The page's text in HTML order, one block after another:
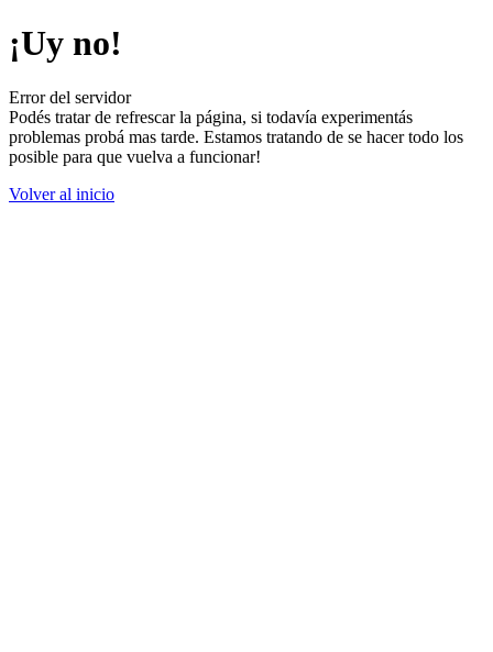
¡Uy no!
Error del servidor
Podés tratar de refrescar la página, si todavía experimentás
problemas probá mas tarde. Estamos tratando de se hacer todo los
posible para que vuelva a funcionar!
Volver al inicio